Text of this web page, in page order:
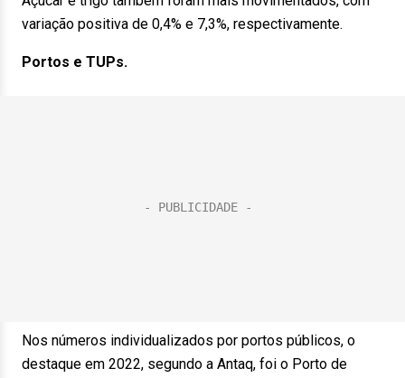
variação positiva de 0,4% e 7,3%, respectivamente.
Portos e TUPs.
Nos números individualizados por portos públicos, o
destaque em 2022, segundo a Antaq, foi o Porto de